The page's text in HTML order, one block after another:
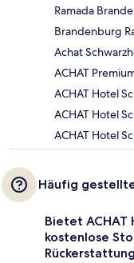
Ramada
Brandenburg
Achat
ACHAT
ACHAT Hotel
ACHAT Hotel
ACHAT Hotel
Häufig
Bietet ACHAT
kostenlose